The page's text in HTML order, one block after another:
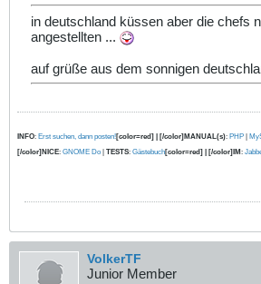
in deutschland küssen aber die chefs
angestellten ...
auf grüße aus dem sonnigen
INFO: Erst suchen, dann posten![color=red] | [/color]MANUAL(s): PHP
[/color]NICE: GNOME Do TESTS: Gästebuch[color=red] | [/color]IM :
VolkerTF
Junior Member